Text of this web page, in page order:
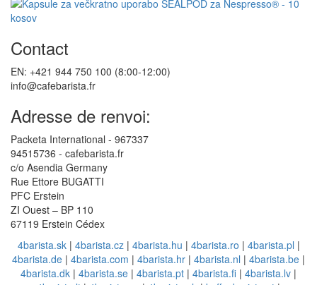
Contact
EN: +421 944 750 100 (8:00-12:00)
info@cafebarista.fr
Adresse de renvoi:
Packeta International - 967337
94515736 - cafebarista.fr
c/o Asendia Germany
Rue Ettore BUGATTI
PFC Erstein
ZI Ouest – BP 110
67119 Erstein Cédex
4barista.sk| 4barista.cz| 4barista.hu | 4barista.ro | 4barista.pl |
4barista.de | 4barista.com | 4barista.hr | 4barista.nl | 4barista.be |
4barista.dk | 4barista.se | 4barista.pt | 4barista.fi | 4barista.lv |